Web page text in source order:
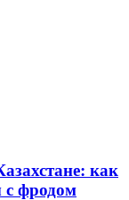
как
с фродом